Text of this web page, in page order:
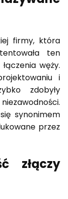
firmy, która
ten
węży.
i
zdobyły
synonimem
przez
złączy